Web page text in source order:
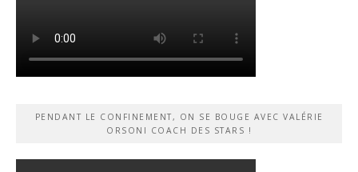
PENDANT LE CONFINEMENT, ON SE BOUGE AVEC VALÉRIE
ORSONI COACH DES STARS !